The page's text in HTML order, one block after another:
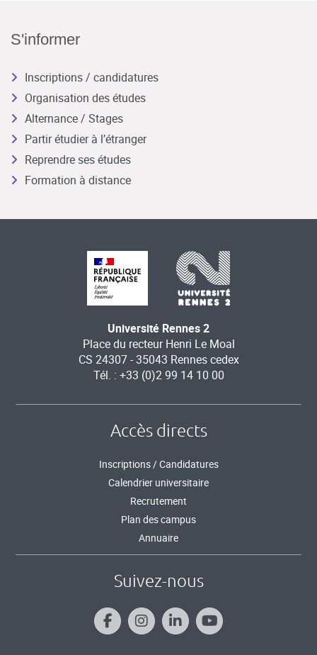
S'informer
Inscriptions / candidatures
Organisation des études
Alternance / Stages
Partir étudier à l’étranger
Reprendre ses études
Formation à distance
Université Rennes 2
Place du recteur Henri Le Moal
CS 24307 - 35043 Rennes cedex
Tél. : +33 (0)2 99 14 10 00
Accès directs
Inscriptions / Candidatures
Calendrier universitaire
Recrutement
Plan des campus
Annuaire
Suivez-nous